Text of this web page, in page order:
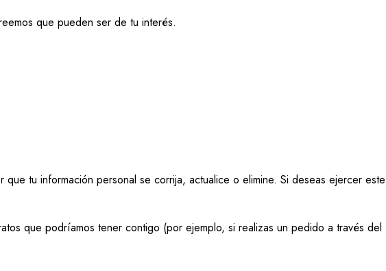
que pueden ser de tu interés.
tu información personal se corrija, actualice o elimine. Si deseas ejercer este
que podríamos tener contigo (por ejemplo, si realizas un pedido a través del